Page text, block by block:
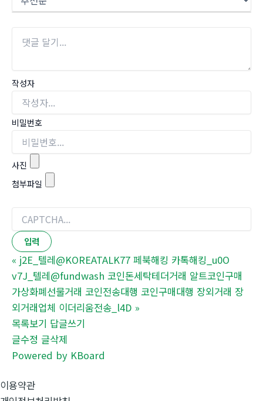
작성자
비밀번호
사진
첨부파일
« j2E_텔레@KOREATALK77 페북해킹 카톡해킹_u0O
v7J_텔레@fundwash 코인돈세탁테더거래 알트코인구매
가상화폐선물거래 코인전송대행 코인구매대행 장외거래 장
외거래업체 이더리움전송_l4D »
목록보기 답글쓰기
글수정 글삭제
Powered by KBoard
이용약관